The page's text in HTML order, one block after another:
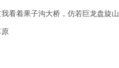
看着果子沟大桥，仿若巨龙盘旋